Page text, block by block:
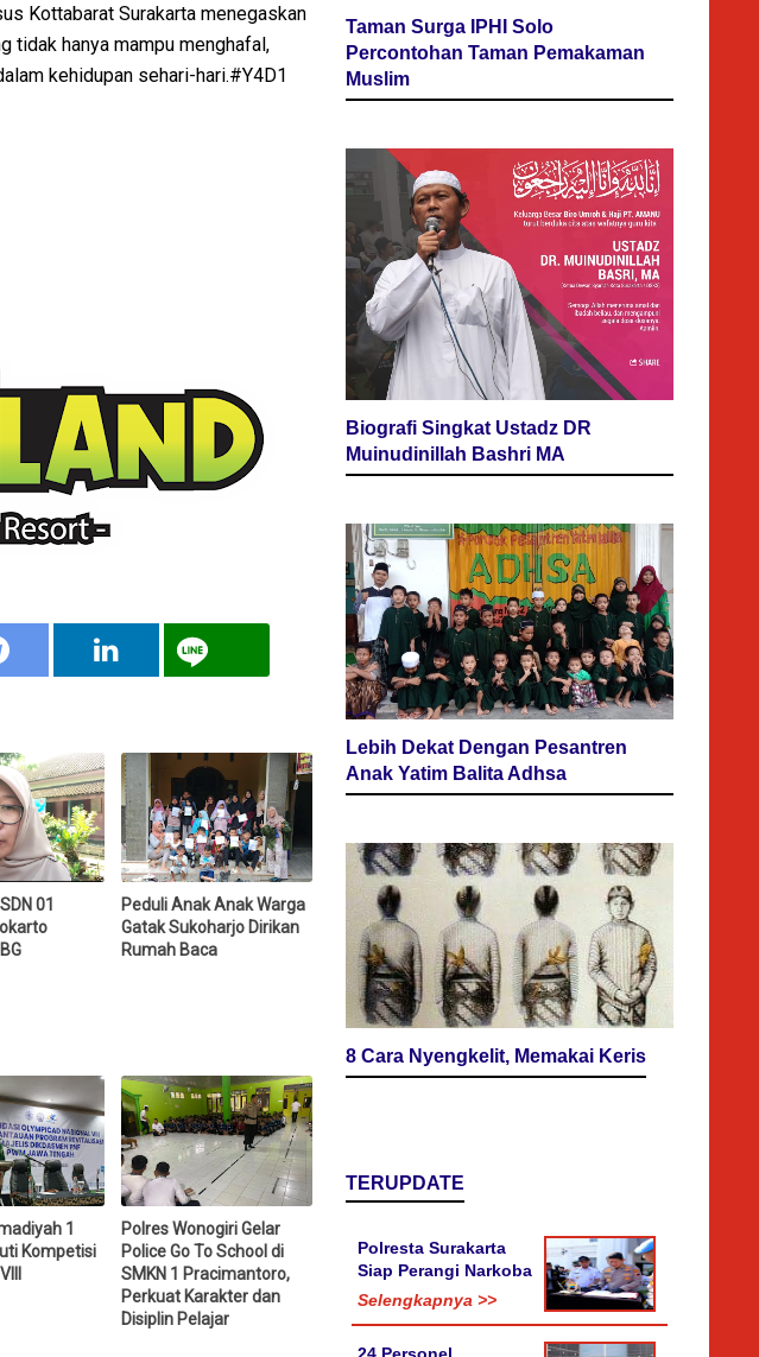
Kottabarat Surakarta menegaskan
tidak hanya mampu menghafal,
kehidupan sehari-hari.#Y4D1
01
Peduli Anak Anak Warga
Gatak Sukoharjo Dirikan
Rumah Baca
1
Kompetisi
Polres Wonogiri Gelar
Police Go To School di
SMKN 1 Pracimantoro,
Perkuat Karakter dan
Disiplin Pelajar
Taman Surga IPHI Solo
Percontohan Taman Pemakaman
Muslim
Biografi Singkat Ustadz DR
Muinudinillah Bashri MA
Lebih Dekat Dengan Pesantren
Anak Yatim Balita Adhsa
8 Cara Nyengkelit, Memakai Keris
TERUPDATE
Polresta Surakarta
Siap Perangi Narkoba
Selengkapnya >>
24 Personel